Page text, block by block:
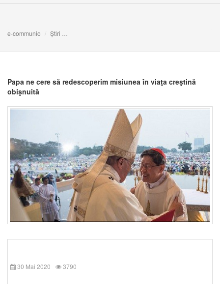
e-communio Știri
Papa ne cere să redescoperim misiunea în viaţa creştină
obişnuită
30 Mai 2020 3790